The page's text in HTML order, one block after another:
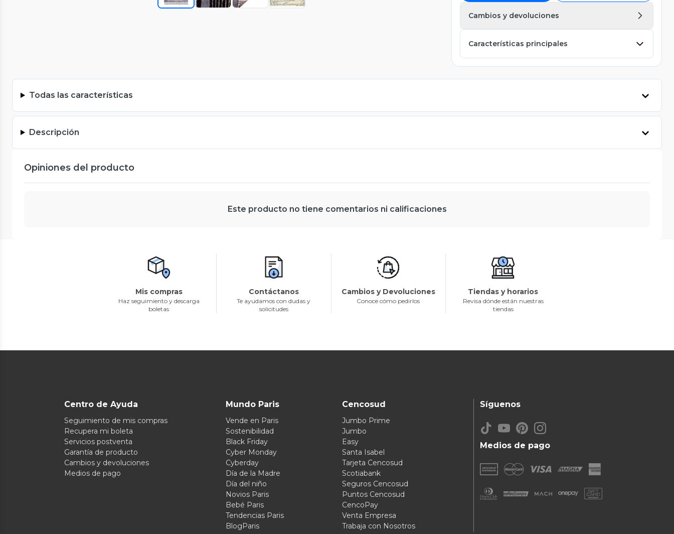
Cambios y devoluciones
Características principales
Todas las características
Descripción
Opiniones del producto
Este producto no tiene comentarios ni calificaciones
Mis compras
Haz seguimiento y descarga
boletas
Contáctanos
Te ayudamos con dudas y
solicitudes
Cambios y Devoluciones
Conoce cómo pedirlos
Tiendas y horarios
Revisa dónde están nuestras
tiendas
Centro de Ayuda
Seguimiento de mis compras
Recupera mi boleta
Servicios postventa
Garantía de producto
Cambios y devoluciones
Medios de pago
Mundo Paris
Vende en Paris
Sostenibilidad
Black Friday
Cyber Monday
Cyberday
Día de la Madre
Día del niño
Novios Paris
Bebé Paris
Tendencias Paris
BlogParis
Cencosud
Jumbo Prime
Jumbo
Easy
Santa Isabel
Tarjeta Cencosud
Scotiabank
Seguros Cencosud
Puntos Cencosud
CencoPay
Venta Empresa
Trabaja con Nosotros
Medios de pago
Síguenos